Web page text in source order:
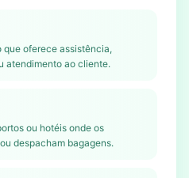
que oferece assistência,
atendimento ao cliente.
ou hotéis onde os
despacham bagagens.